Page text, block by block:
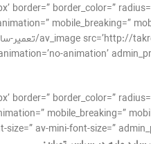
border=” border_color=”
mobile_breaking=”
animation’
border=” border_color=”
mobile_breaking=”